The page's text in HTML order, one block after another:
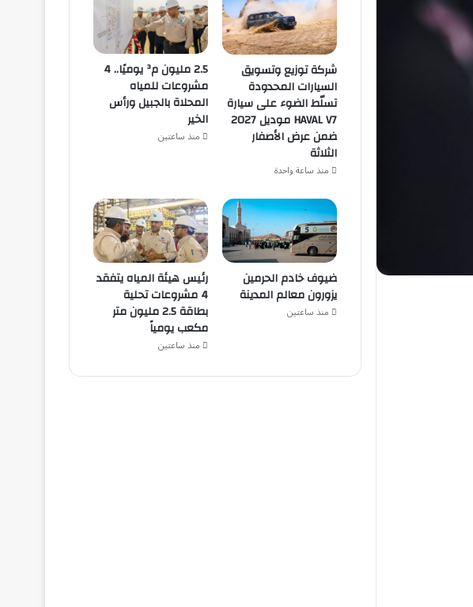
شركة توزيع وتسويق
السيارات المحدودة
تسلّط الضوء على سيارة
HAVAL V7 موديل 2027
ضمن عرض الأصفار
الثلاثة
منذ ساعة واحدة
2.5 مليون م³ يوميًا.. 4
مشروعات للمياه
المحلاة بالجبيل ورأس
الخير
منذ ساعتين
ضيوف خادم الحرمين
يزورون معالم المدينة
منذ ساعتين
رئيس هيئة المياه يتفقد
4 مشروعات تحلية
بطاقة 2.5 مليون متر
مكعب يومياً
منذ ساعتين